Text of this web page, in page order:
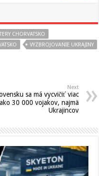
CHORVATSKO
VYZBROJOVANIE UKRAJINY
Next
sa má vycvičiť viac
ako 30 000 vojakov, najmä
Ukrajincov